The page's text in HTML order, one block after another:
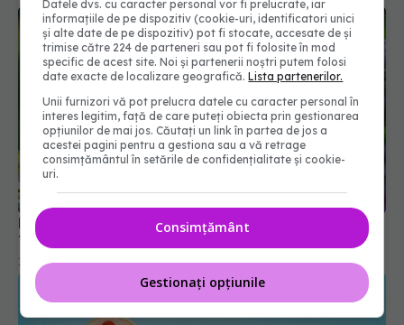
Plantele care anulează efectul medicamentelor.
Top remedii naturiste cu riscuri
18 feb 2026, 13:14
Datele dvs. cu caracter personal vor fi prelucrate, iar
informațiile de pe dispozitiv (cookie-uri, identificatori unici
și alte date de pe dispozitiv) pot fi stocate, accesate de și
trimise către 224 de parteneri sau pot fi folosite în mod
specific de acest site. Noi și partenerii noștri putem folosi
date exacte de localizare geografică.Lista partenerilor.
Unii furnizori vă pot prelucra datele cu caracter personal în
interes legitim, față de care puteți obiecta prin gestionarea
opțiunilor de mai jos. Căutați un link în partea de jos a
acestei pagini pentru a gestiona sau a vă retrage
consimțământul în setările de confidențialitate și cookie-
uri.
Consimțământ
Gestionați opțiunile